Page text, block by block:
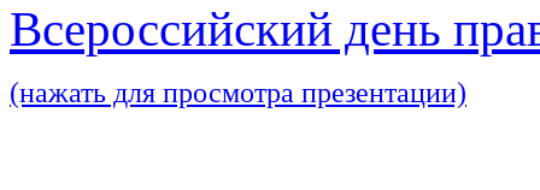
Всероссийский день
(нажать для просмотра презентации)